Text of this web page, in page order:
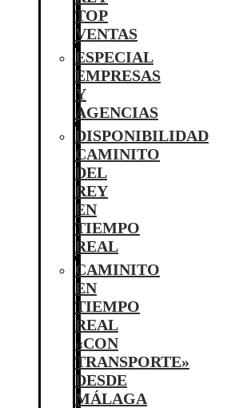
TOP
VENTAS
ESPECIAL
EMPRESAS
Y
AGENCIAS
DISPONIBILIDAD
CAMINITO
DEL
REY
EN
TIEMPO
REAL
CAMINITO
EN
TIEMPO
REAL
«CON
TRANSPORTE»
DESDE
MÁLAGA